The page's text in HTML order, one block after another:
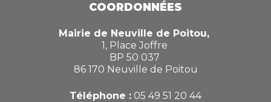
COORDONNÉES
Mairie de Neuville de Poitou,
1, Place Joffre
BP 50 037
86 170 Neuville de Poitou
Téléphone : 05 49 51 20 44